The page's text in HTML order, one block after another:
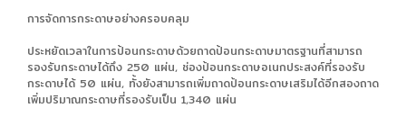
การจัดการกระดาษอย่างครอบคลุม
ประหยัดเวลาในการป้อนกระดาษด้วยถาดป้อนกระดาษมาตรฐานที่สามารถ
รองรับกระดาษได้ถึง 250 แผ่น, ช่องป้อนกระดาษอเนกประสงค์ที่รองรับ
กระดาษได้ 50 แผ่น, ทั้งยังสามารถเพิ่มถาดป้อนกระดาษเสริมได้อีกสองถาด
เพิ่มปริมาณกระดาษที่รองรับเป็น 1,340 แผ่น